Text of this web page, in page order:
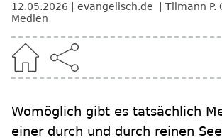
12.05.2026 evangelisch.de
Tilmann P.
Medien
Womöglich gibt es tatsächlich
einer durch und durch reinen